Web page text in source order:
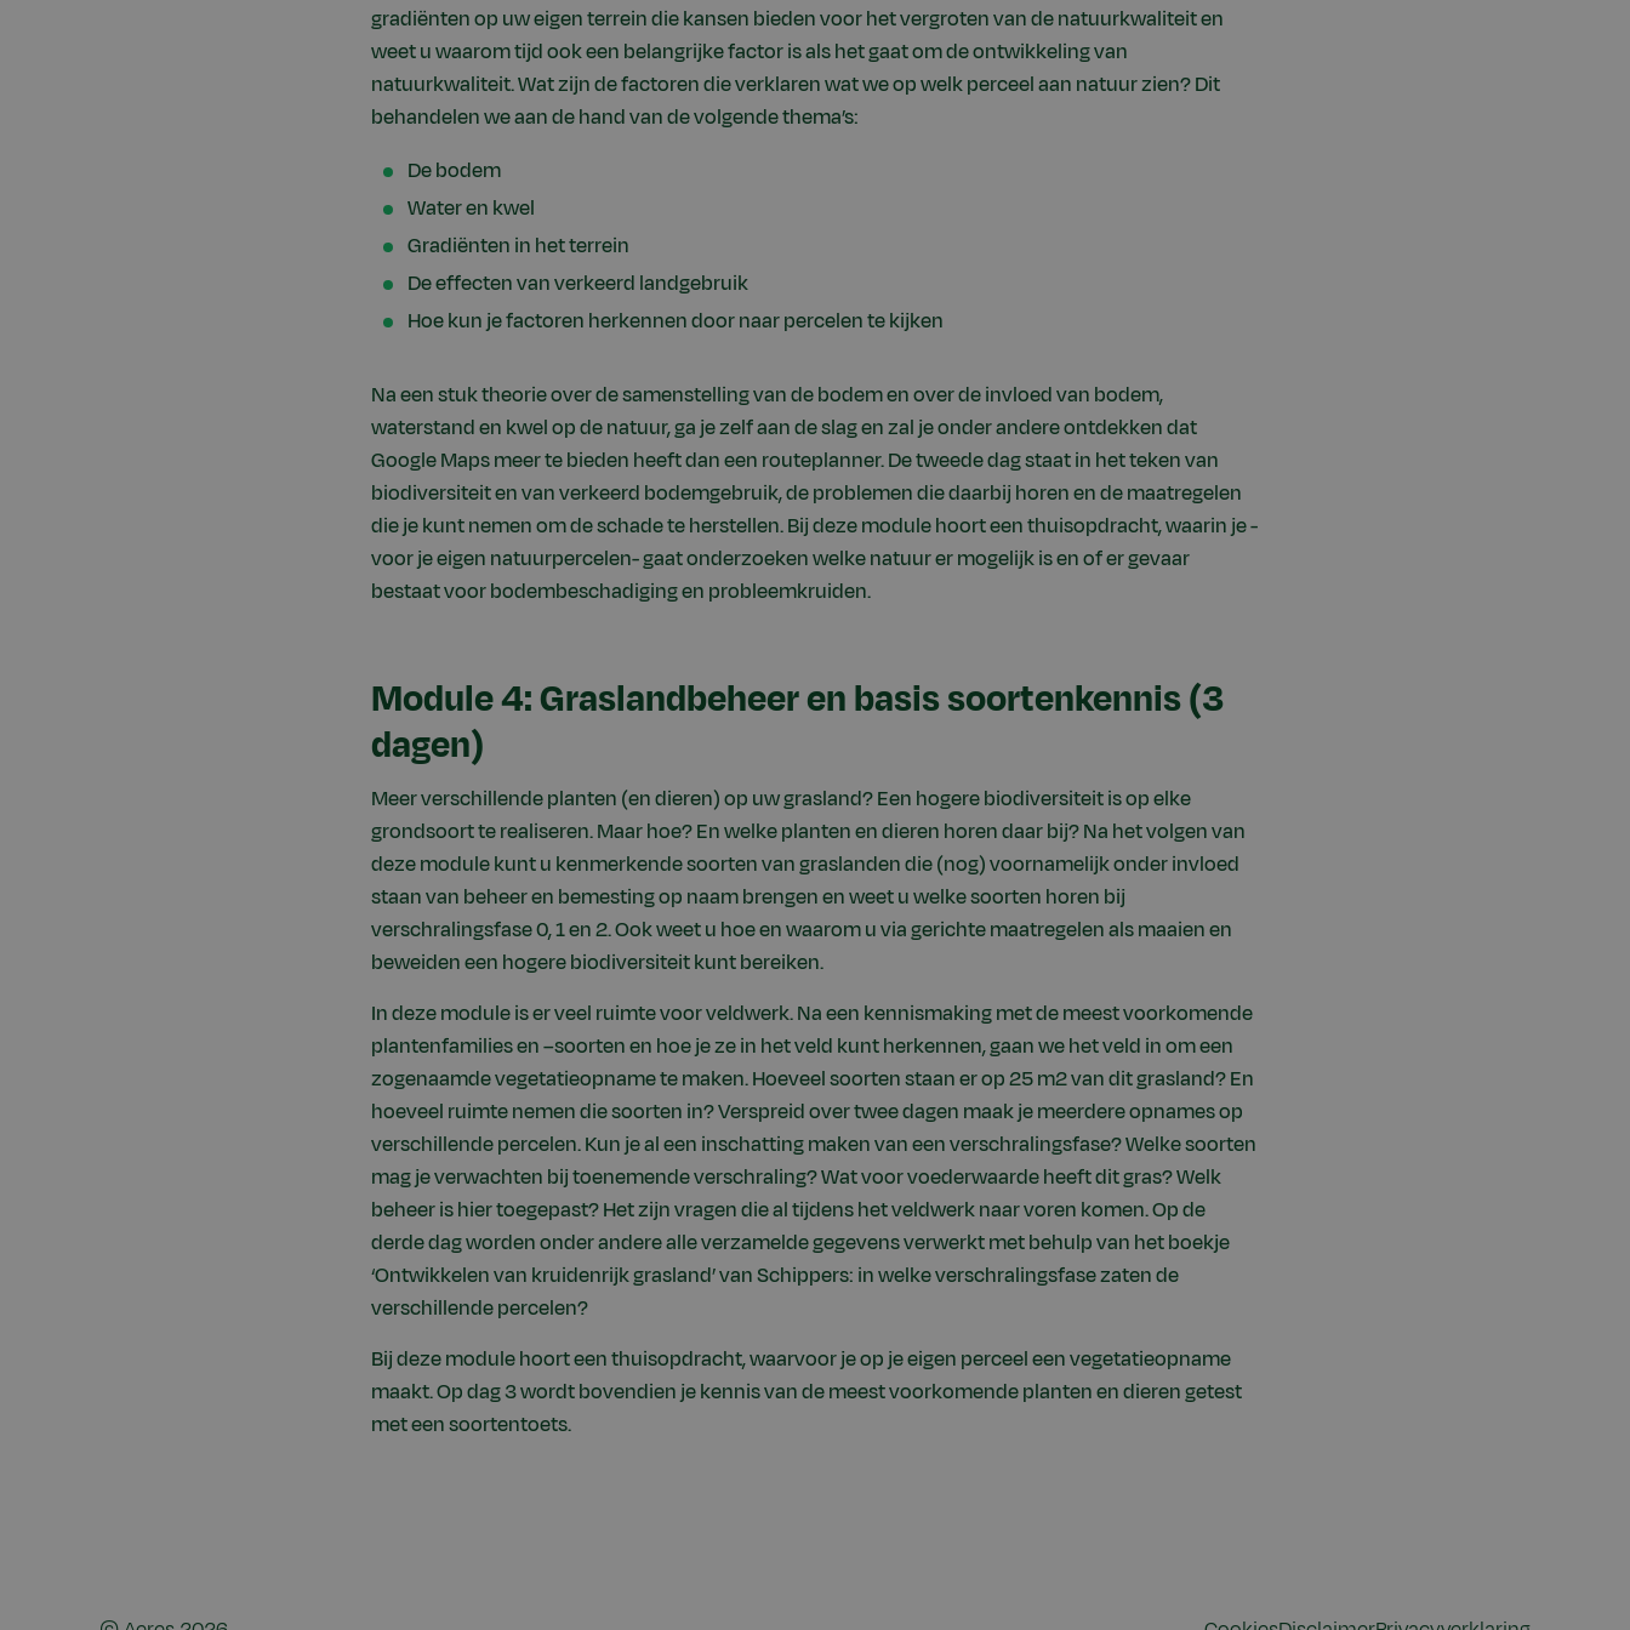
gradiënten op uw eigen terrein die kansen bieden voor het vergroten van de natuurkwaliteit en
weet u waarom tijd ook een belangrijke factor is als het gaat om de ontwikkeling van
natuurkwaliteit. Wat zijn de factoren die verklaren wat we op welk perceel aan natuur zien? Dit
behandelen we aan de hand van de volgende thema’s:
De bodem
Water en kwel
Gradiënten in het terrein
De effecten van verkeerd landgebruik
Hoe kun je factoren herkennen door naar percelen te kijken
Na een stuk theorie over de samenstelling van de bodem en over de invloed van bodem,
waterstand en kwel op de natuur, ga je zelf aan de slag en zal je onder andere ontdekken dat
Google Maps meer te bieden heeft dan een routeplanner. De tweede dag staat in het teken van
biodiversiteit en van verkeerd bodemgebruik, de problemen die daarbij horen en de maatregelen
die je kunt nemen om de schade te herstellen. Bij deze module hoort een thuisopdracht, waarin je -
voor je eigen natuurpercelen- gaat onderzoeken welke natuur er mogelijk is en of er gevaar
bestaat voor bodembeschadiging en probleemkruiden.
Module 4: Graslandbeheer en basis soortenkennis (3
dagen)
Meer verschillende planten (en dieren) op uw grasland? Een hogere biodiversiteit is op elke
grondsoort te realiseren. Maar hoe? En welke planten en dieren horen daar bij? Na het volgen van
deze module kunt u kenmerkende soorten van graslanden die (nog) voornamelijk onder invloed
staan van beheer en bemesting op naam brengen en weet u welke soorten horen bij
verschralingsfase 0, 1 en 2. Ook weet u hoe en waarom u via gerichte maatregelen als maaien en
beweiden een hogere biodiversiteit kunt bereiken.
In deze module is er veel ruimte voor veldwerk. Na een kennismaking met de meest voorkomende
plantenfamilies en –soorten en hoe je ze in het veld kunt herkennen, gaan we het veld in om een
zogenaamde vegetatieopname te maken. Hoeveel soorten staan er op 25 m2 van dit grasland? En
hoeveel ruimte nemen die soorten in? Verspreid over twee dagen maak je meerdere opnames op
verschillende percelen. Kun je al een inschatting maken van een verschralingsfase? Welke soorten
mag je verwachten bij toenemende verschraling? Wat voor voederwaarde heeft dit gras? Welk
beheer is hier toegepast? Het zijn vragen die al tijdens het veldwerk naar voren komen. Op de
derde dag worden onder andere alle verzamelde gegevens verwerkt met behulp van het boekje
‘Ontwikkelen van kruidenrijk grasland’ van Schippers: in welke verschralingsfase zaten de
verschillende percelen?
Bij deze module hoort een thuisopdracht, waarvoor je op je eigen perceel een vegetatieopname
maakt. Op dag 3 wordt bovendien je kennis van de meest voorkomende planten en dieren getest
met een soortentoets.